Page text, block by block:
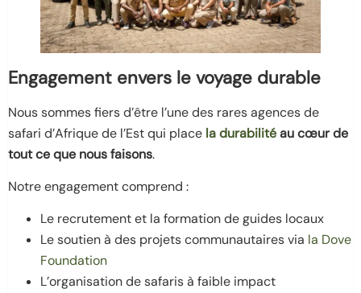
Engagement envers le voyage durable
Nous sommes fiers d’être l’une des rares agences de
safari d’Afrique de l’Est qui place la durabilitéau cœur de
tout ce que nous faisons.
Notre engagement comprend :
Le recrutement et la formation de guides locaux
Le soutien à des projets communautaires via la Dove
Foundation
L’organisation de safaris à faible impact